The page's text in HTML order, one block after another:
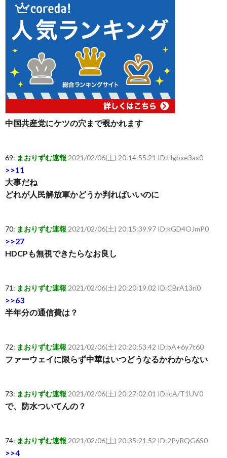
中国共産党にケツの穴まで覗かれます
69: まおりずむ速報 2021/02/06(土) 20:14:55.21 ID:Hgbxe3ax0
>>11
大事だね
どれが人民解放軍かどうか判ればいいのに
70: まおりずむ速報 2021/02/06(土) 20:15:39.97 ID:kGD4OJmP0
>>27
HDCPも無視できたらなお良し
71: まおりずむ速報 2021/02/06(土) 20:20:19.02 ID:CBrA13ri0
>>63
半年分の通信費は？
72: まおりずむ速報 2021/02/06(土) 20:20:53.42 ID:bA+6y7t60
ファーウェイに限らず中華はいつどうなるかわからない
73: まおりずむ速報 2021/02/06(土) 20:27:02.01 ID:icA/T1UV0
で、防水ついてんの？
74: まおりずむ速報 2021/02/06(土) 20:35:21.52 ID:2PyRQG6S0
>>4